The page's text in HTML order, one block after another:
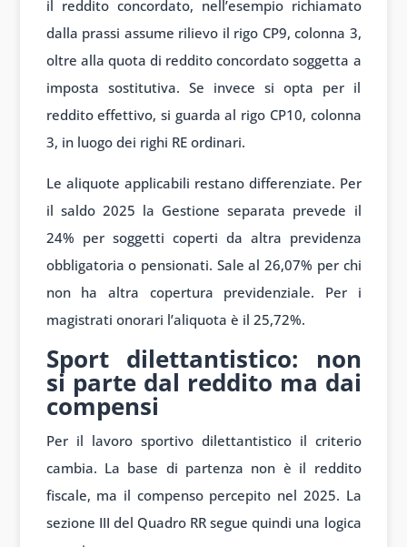
il reddito concordato, nell’esempio richiamato
dalla prassi assume rilievo il rigo CP9, colonna 3,
oltre alla quota di reddito concordato soggetta a
imposta sostitutiva. Se invece si opta per il
reddito effettivo, si guarda al rigo CP10, colonna
3, in luogo dei righi RE ordinari.
Le aliquote applicabili restano differenziate. Per
il saldo 2025 la Gestione separata prevede il
24% per soggetti coperti da altra previdenza
obbligatoria o pensionati. Sale al 26,07% per chi
non ha altra copertura previdenziale. Per i
magistrati onorari l’aliquota è il 25,72%.
Sport dilettantistico: non
si parte dal reddito ma dai
compensi
Per il lavoro sportivo dilettantistico il criterio
cambia. La base di partenza non è il reddito
fiscale, ma il compenso percepito nel 2025. La
sezione III del Quadro RR segue quindi una logica